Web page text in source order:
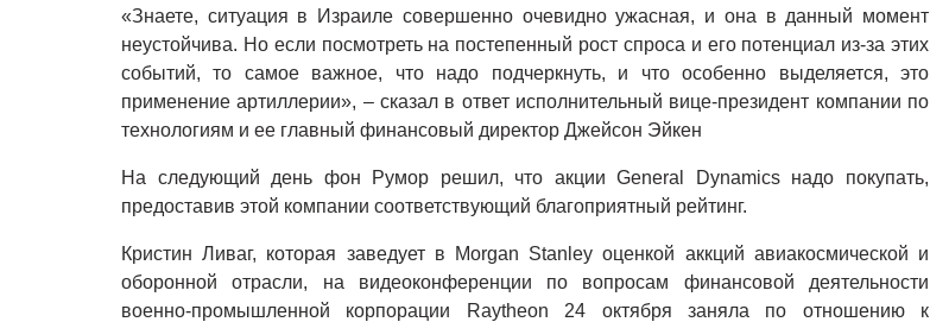
«Знаете, ситуация в Израиле совершенно очевидно ужасная, и она в данный момент
неустойчива. Но если посмотреть на постепенный рост спроса и его потенциал из-за этих
событий, то самое важное, что надо подчеркнуть, и что особенно выделяется, это
применение артиллерии», – сказал в ответ исполнительный вице-президент компании по
технологиям и ее главный финансовый директор Джейсон Эйкен
На следующий день фон Румор решил, что акции General Dynamics надо покупать,
предоставив этой компании соответствующий благоприятный рейтинг.
Кристин Ливаг, которая заведует в Morgan Stanley оценкой аккций авиакосмической и
оборонной отрасли, на видеоконференции по вопросам финансовой деятельности
военно-промышленной корпорации Raytheon 24 октября заняла по отношению к